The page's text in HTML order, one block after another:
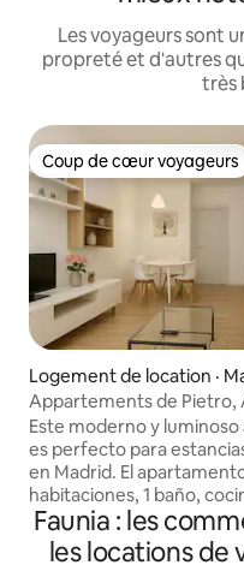
Les voyageurs sont
propreté et d'autres
très
Coup de cœur voyageurs
Coup de cœur voyageurs
Logement de location ·
d
Appartements de
avec 2 lits
Este moderno y
es perfecto para
en Madrid. El
habitaciones, 1 baño,
equipada, aire
calefacción, además de
velocidad y televisión de
Faunia : les
les locations de